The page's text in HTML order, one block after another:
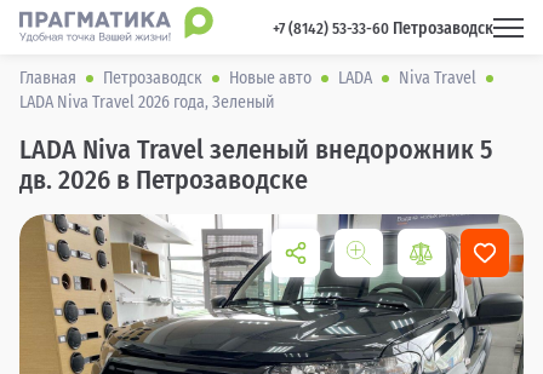
+7 (8142) 53-33-60 Петрозаводск
Главная Петрозаводск Новые авто LADA
Niva Travel
LADA Niva Travel 2026 года, Зеленый
LADA Niva Travel зеленый внедорожник 5
дв. 2026 в Петрозаводске